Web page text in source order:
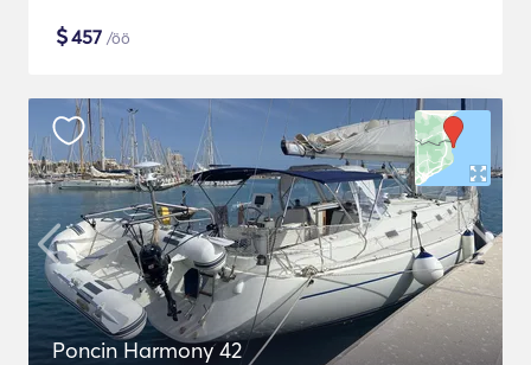
$457 /öö
Poncin Harmony 42